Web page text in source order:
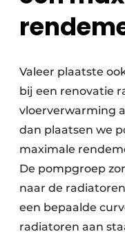
Valeer plaatste
bij een renovatie
vloerverwarming
dan plaatsen we
maximale
De pompgroep
naar de
een bepaalde
radiatoren aan